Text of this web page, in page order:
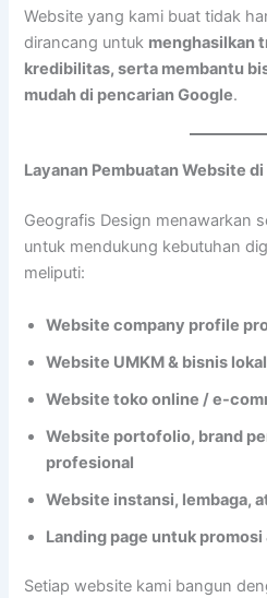
Website yang kami buat tidak
dirancang untuk menghasilkan
kredibilitas, serta membantu
mudah di pencarian Google.
Layanan Pembuatan Website
Geografis Design menawarkan
untuk mendukung kebutuhan
meliputi:
Website company profile
Website UMKM & bisnis
Website toko online / e-
Website portofolio, brand
profesional
Website instansi, lembaga,
Landing page untuk
Setiap website kami bangun